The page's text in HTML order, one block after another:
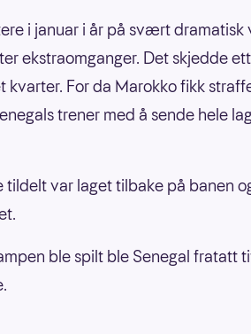
i januar i år på svært dramatisk
ekstraomganger. Det skjedde
kvarter. For da Marokko fikk
trener med å sende hele
var laget tilbake på banen
ble spilt ble Senegal fratatt